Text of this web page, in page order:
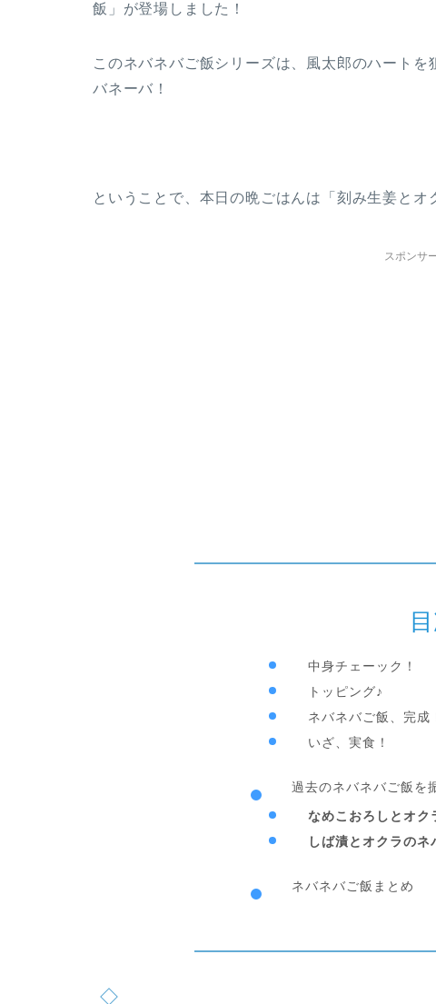
飯」が登場しました！
このネバネバご飯シリーズは、風太郎のハート
バネーバ！
ということで、本日の晩ごはんは「刻み生姜とオ
スポンサ
中身チェーック！
トッピング♪
ネバネバご飯、完成
いざ、実食！
過去のネバネバご飯を
なめこおろしとオク
しば漬とオクラのネ
ネバネバご飯まとめ